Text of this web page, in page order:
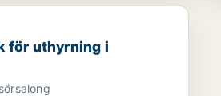
uthyrning i Södermalm
för uthyrning i